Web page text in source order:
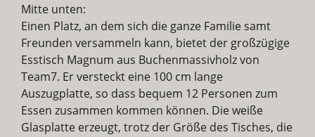
Mitte unten:
Einen Platz, an dem sich die ganze Familie samt
Freunden versammeln kann, bietet der großzügige
Esstisch Magnum aus Buchenmassivholz von
Team7. Er versteckt eine 100 cm lange
Auszugplatte, so dass bequem 12 Personen zum
Essen zusammen kommen können. Die weiße
Glasplatte erzeugt, trotz der Größe des Tisches, die